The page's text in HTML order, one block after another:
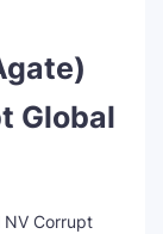
Global
NV Corrupt